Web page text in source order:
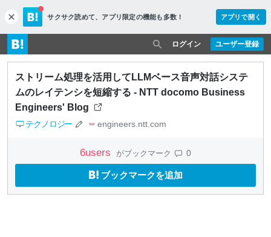
c
l
o
s
e
サクサク読めて、 アプリ限定の機能も多数！ アプリで開く
ユーザー登録
ログイン
ストリーム処理を活用してLLMベース音声対話システ
ムのレイテンシを短縮する - NTT docomo Business
Engineers' Blog
テクノロジー engineers.ntt.com
6users がブックマーク 0
ブックマークを追加